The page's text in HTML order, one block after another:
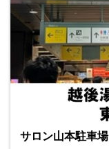
サロン山本駐車場